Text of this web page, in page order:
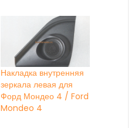
Накладка внутренняя
зеркала левая для
Форд Мондео 4 / Ford
Mondeo 4